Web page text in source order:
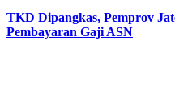
TKD Dipangkas, Pemprov
Pembayaran Gaji ASN